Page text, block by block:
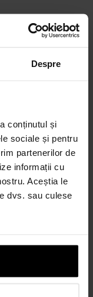
Despre
conținutul și
sociale și pentru
partenerilor de
informații cu
Aceștia le
dvs. sau culese